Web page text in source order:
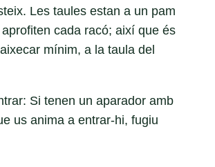
Les taules estan a un pam
cada racó; així que és
mínim, a la taula del
Si tenen un aparador amb
us anima a entrar-hi, fugiu